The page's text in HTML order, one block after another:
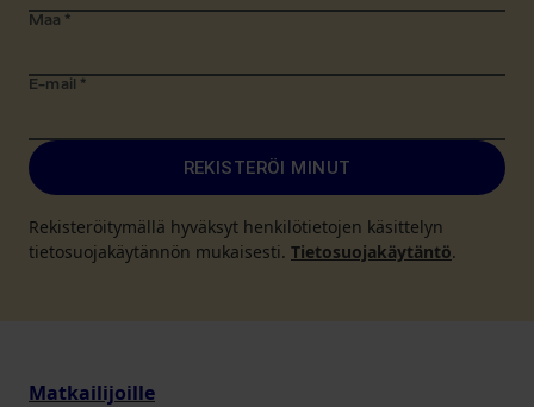
Maa *
E-mail *
REKISTERÖI MINUT
Rekisteröitymällä hyväksyt henkilötietojen käsittelyn
tietosuojakäytännön mukaisesti. Tietosuojakäytäntö.
Matkailijoille